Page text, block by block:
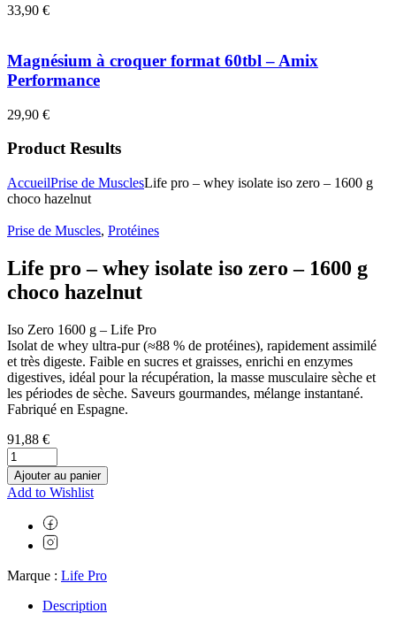
33,90 €
Magnésium à croquer format 60tbl – Amix
Performance
29,90 €
Product Results
AccueilPrise de MusclesLife pro – whey isolate iso zero – 1600 g
choco hazelnut
Prise de Muscles, Protéines
Life pro – whey isolate iso zero – 1600 g
choco hazelnut
Iso Zero 1600 g – Life Pro
Isolat de whey ultra-pur (≈88 % de protéines), rapidement assimilé
et très digeste. Faible en sucres et graisses, enrichi en enzymes
digestives, idéal pour la récupération, la masse musculaire sèche et
les périodes de sèche. Saveurs gourmandes, mélange instantané.
Fabriqué en Espagne.
91,88 €
Ajouter au panier
Add to Wishlist
Marque : Life Pro
Description